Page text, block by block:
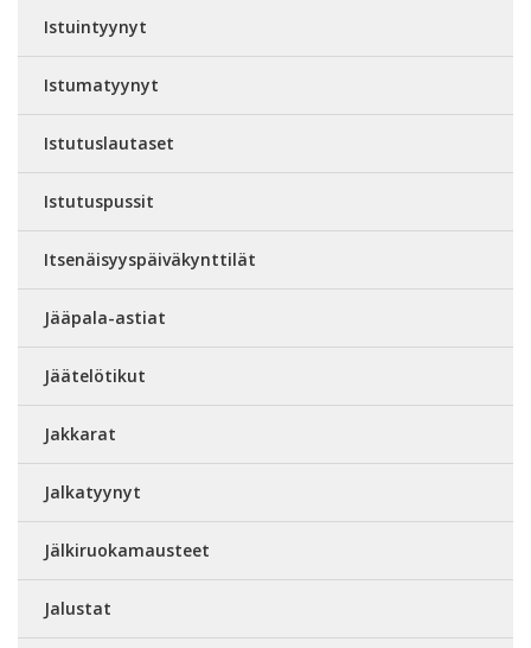
Istuintyynyt
Istumatyynyt
Istutuslautaset
Istutuspussit
Itsenäisyyspäiväkynttilät
Jääpala-astiat
Jäätelötikut
Jakkarat
Jalkatyynyt
Jälkiruokamausteet
Jalustat